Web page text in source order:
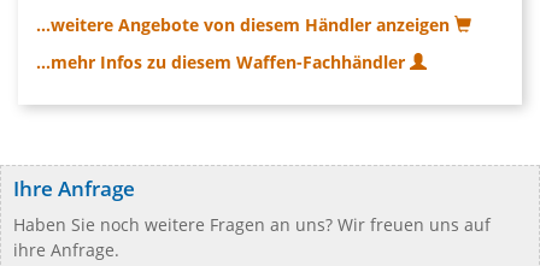
...weitere Angebote von diesem Händler anzeigen
...mehr Infos zu diesem Waffen-Fachhändler
Ihre Anfrage
Haben Sie noch weitere Fragen an uns? Wir freuen uns auf
ihre Anfrage.